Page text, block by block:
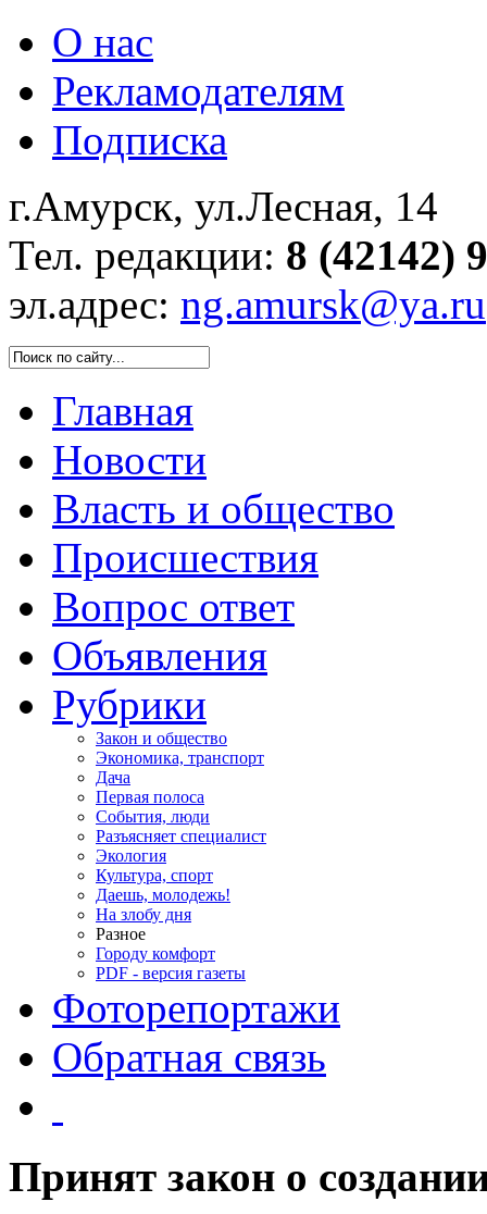
О нас
Рекламодателям
Подписка
г.Амурск, ул.Лесная, 14
Тел. редакции: 8 (42142)
эл.адрес: ng.amursk@ya.ru
Главная
Новости
Власть и общество
Происшествия
Вопрос ответ
Объявления
Рубрики
Закон и общество
Экономика, транспорт
Дача
Первая полоса
События, люди
Разъясняет специалист
Экология
Культура, спорт
Даешь, молодежь!
На злобу дня
Разное
Городу комфорт
PDF - версия газеты
Фоторепортажи
Обратная связь
Принят закон о